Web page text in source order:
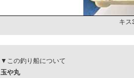
キス
▼この釣り船について
玉や丸